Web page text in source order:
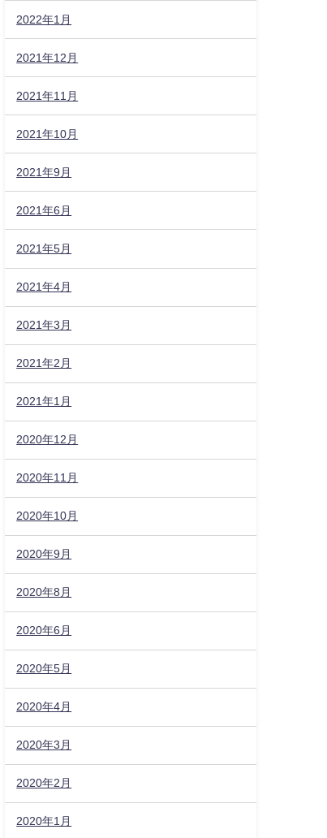
2022年1月
2021年12月
2021年11月
2021年10月
2021年9月
2021年6月
2021年5月
2021年4月
2021年3月
2021年2月
2021年1月
2020年12月
2020年11月
2020年10月
2020年9月
2020年8月
2020年6月
2020年5月
2020年4月
2020年3月
2020年2月
2020年1月